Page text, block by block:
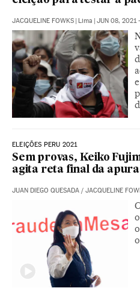
JACQUELINE FOWKS | Lima | JUN 08, 2021
ELEIÇÕES PERU 2021
Sem provas, Keiko
agita reta final da
JUAN DIEGO QUESADA / JACQUELINE